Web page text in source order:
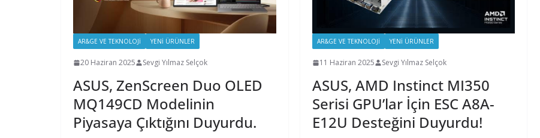
AR&GE VE TEKNOLOJI YENI ÜRÜNLER
20 Haziran 2025 Sevgi Yılmaz Selçok
ASUS, ZenScreen Duo OLED
MQ149CD Modelinin
Piyasaya Çıktığını Duyurdu.
AR&GE VE TEKNOLOJI YENI ÜRÜNLER
11 Haziran 2025 Sevgi Yılmaz Selçok
ASUS, AMD Instinct MI350
Serisi GPU’lar İçin ESC A8A-
E12U Desteğini Duyurdu!